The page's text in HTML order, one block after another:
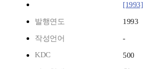
[1993]
발행연도 1993
작성언어
-
KDC
500